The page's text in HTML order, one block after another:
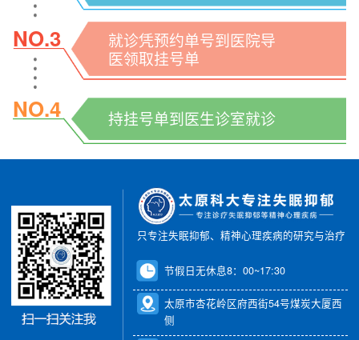
NO.3
就诊凭预约单号到医院导
医领取挂号单
NO.4 持挂号单到医生诊室就诊
只专注失眠抑郁、精神心理疾病的研究与治疗
节假日无休息8：00~17:30
太原市杏花岭区府西街54号煤炭大厦西
侧